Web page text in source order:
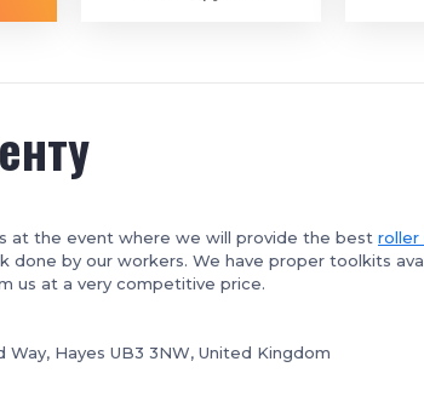
at the event where we will provide the best roller
done by our workers. We have proper toolkits
us at a very competitive price.
Way, Hayes UB3 3NW, United Kingdom